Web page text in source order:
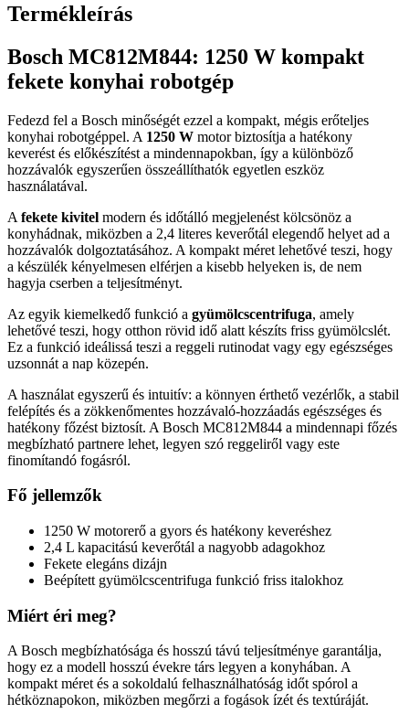
Termékleírás
Bosch MC812M844: 1250 W kompakt
fekete konyhai robotgép
Fedezd fel a Bosch minőségét ezzel a kompakt, mégis erőteljes
konyhai robotgéppel. A 1250 W motor biztosítja a hatékony
keverést és előkészítést a mindennapokban, így a különböző
hozzávalók egyszerűen összeállíthatók egyetlen eszköz
használatával.
A fekete kivitel modern és időtálló megjelenést kölcsönöz a
konyhádnak, miközben a 2,4 literes keverőtál elegendő helyet ad a
hozzávalók dolgoztatásához. A kompakt méret lehetővé teszi, hogy
a készülék kényelmesen elférjen a kisebb helyeken is, de nem
hagyja cserben a teljesítményt.
Az egyik kiemelkedő funkció a gyümölcscentrifuga, amely
lehetővé teszi, hogy otthon rövid idő alatt készíts friss gyümölcslét.
Ez a funkció ideálissá teszi a reggeli rutinodat vagy egy egészséges
uzsonnát a nap közepén.
A használat egyszerű és intuitív: a könnyen érthető vezérlők, a stabil
felépítés és a zökkenőmentes hozzávaló-hozzáadás egészséges és
hatékony főzést biztosít. A Bosch MC812M844 a mindennapi főzés
megbízható partnere lehet, legyen szó reggeliről vagy este
finomítandó fogásról.
Fő jellemzők
1250 W motorerő a gyors és hatékony keveréshez
2,4 L kapacitású keverőtál a nagyobb adagokhoz
Fekete elegáns dizájn
Beépített gyümölcscentrifuga funkció friss italokhoz
Miért éri meg?
A Bosch megbízhatósága és hosszú távú teljesítménye garantálja,
hogy ez a modell hosszú évekre társ legyen a konyhában. A
kompakt méret és a sokoldalú felhasználhatóság időt spórol a
hétköznapokon, miközben megőrzi a fogások ízét és textúráját.